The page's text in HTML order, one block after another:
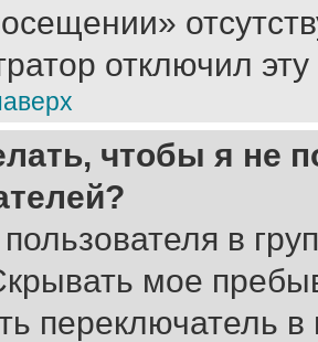
отключил
чтобы я не
в
мое
переключатель